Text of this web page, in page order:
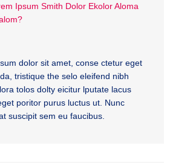
Ipsum Smith Dolor Ekolor Aloma
dolor sit amet, conse ctetur eget
tristique the selo eleifend nibh
tolos dolty eicitur lputate lacus
poritor purus luctus ut. Nunc
suscipit sem eu faucibus.